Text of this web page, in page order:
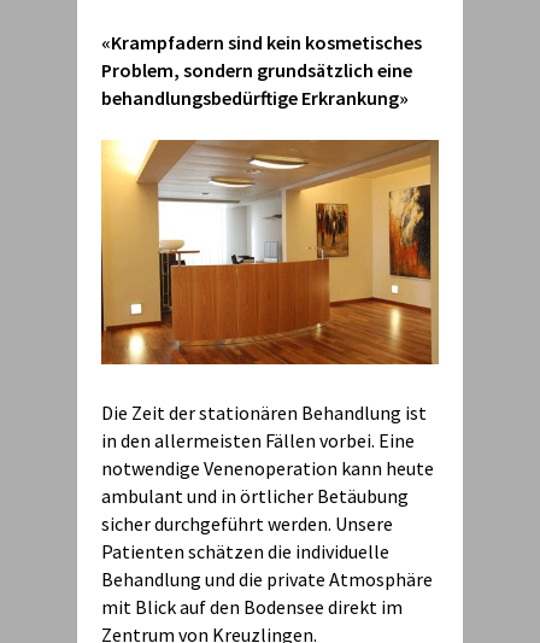
«Krampfadern sind kein kosmetisches
Problem, sondern grundsätzlich eine
behandlungsbedürftige Erkrankung»
Die Zeit der stationären Behandlung ist
in den allermeisten Fällen vorbei. Eine
notwendige Venenoperation kann heute
ambulant und in örtlicher Betäubung
sicher durchgeführt werden. Unsere
Patienten schätzen die individuelle
Behandlung und die private Atmosphäre
mit Blick auf den Bodensee direkt im
Zentrum von Kreuzlingen.